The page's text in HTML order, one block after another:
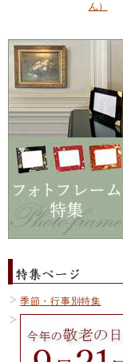
ん）
季節・行事別特集